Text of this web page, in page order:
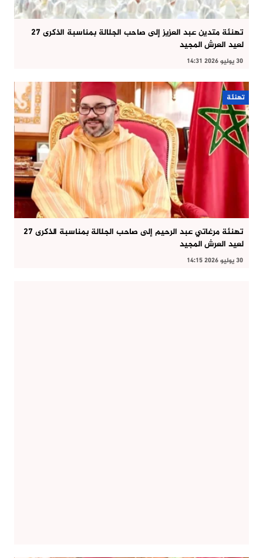
تهنئة متدين عبد العزيز إلى صاحب الجلالة بمناسبة الذكرى 27
لعيد العرش المجيد
30 يوليو 2026 14:31
تهنئة
تهنئة مرغاتي عبد الرحيم إلى صاحب الجلالة بمناسبة الذكرى 27
لعيد العرش المجيد
30 يوليو 2026 14:15